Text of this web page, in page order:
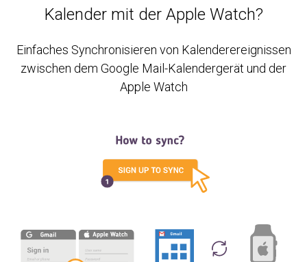
Kalender mit der Apple Watch?
Einfaches Synchronisieren von Kalenderereignissen
zwischen dem Google Mail-Kalendergerät und der
Apple Watch